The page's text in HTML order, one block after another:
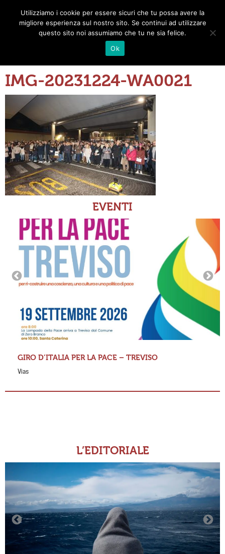
Toggle
IMG-20231224-WA0021
EVENTI
GIRO D’ITALIA PER LA PACE – TREVISO
Vias
L’EDITORIALE
Utilizziamo i cookie per essere sicuri che tu possa avere la
migliore esperienza sul nostro sito. Se continui ad utilizzare
questo sito noi assumiamo che tu ne sia felice.
Ok